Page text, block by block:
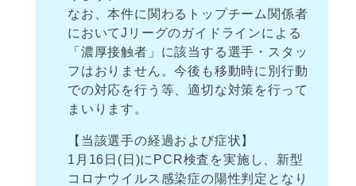
なお、本件に関わるトップチーム関係者
においてJリーグのガイドラインによる
「濃厚接触者」に該当する選手・スタッ
フはおりません。今後も移動時に別行動
での対応を行う等、適切な対策を行って
まいります。
【当該選手の経過および症状】
1月16日(日)にPCR検査を実施し、新型
コロナウイルス感染症の陽性判定となり